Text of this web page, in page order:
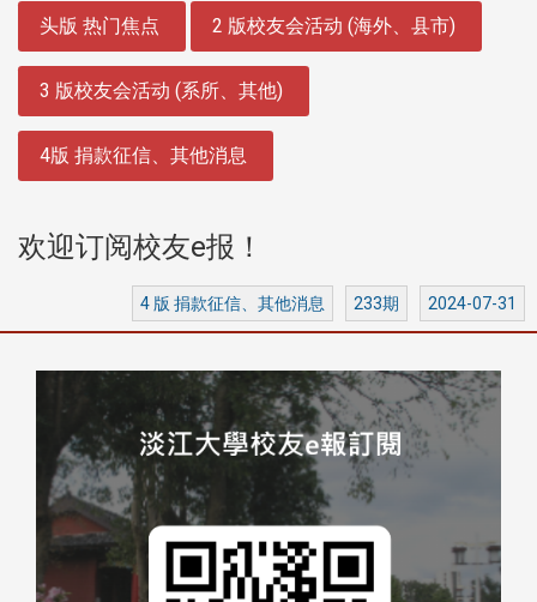
头版 热门焦点 2 版校友会活动 (海外、县市)
3 版校友会活动 (系所、其他)
4版 捐款征信、其他消息
欢迎订阅校友e报！
4 版 捐款征信、其他消息 233期 2024-07-31